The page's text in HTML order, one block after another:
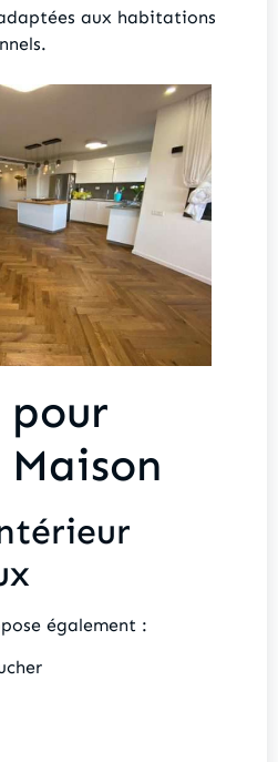
aux habitations
également :